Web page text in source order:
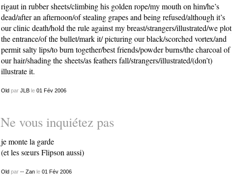
rigaut in rubber sheets/climbing his golden rope/my mouth on him/he’s
dead/after an afternoon/of stealing grapes and being refused/although it’s
our clinic death/hold the rule against my breast/strangers/illustrated/we plot
the entrance/of the bullet/mark it/ picturing our black/scorched vortex/and
permit salty lips/to burn together/best friends/powder burns/the charcoal of
our hair/shading the sheets/as feathers fall/strangers/illustrated/(don’t)
illustrate it.
Old par JLBle 01 Fév 2006
Ne vous inquiétez pas
je monte la garde
(et les sœurs Flipson aussi)
Oldpar -- Zanle 01 Fév 2006